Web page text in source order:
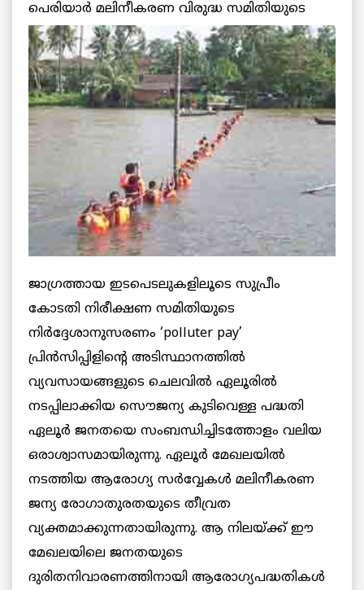
പെരിയാര്‍ മലിനീകരണ വിരുദ്ധ സമിതിയുടെ
ജാഗ്രത്തായ ഇടപെടലുകളിലൂടെ സുപ്രീം
കോടതി നിരീക്ഷണ സമിതിയുടെ
നിര്‍ദ്ദേശാനുസരണം ‘polluter pay’
പ്രിന്‍സിപ്പിളിന്റെ അടിസ്ഥാനത്തില്‍
വ്യവസായങ്ങളുടെ ചെലവില്‍ ഏലൂരില്‍
നടപ്പിലാക്കിയ സൌജന്യ കുടിവെള്ള പദ്ധതി
ഏലൂര്‍ ജനതയെ സംബന്ധിച്ചിടത്തോളം വലിയ
ഒരാശ്വാസമായിരുന്നു. ഏലൂര്‍ മേഖലയില്‍
നടത്തിയ ആരോഗ്യ സര്‍വ്വേകള്‍ മലിനീകരണ
ജന്യ രോഗാതുരതയുടെ തീവ്രത
വ്യക്തമാക്കുന്നതായിരുന്നു. ആ നിലയ്ക്ക് ഈ
മേഖലയിലെ ജനതയുടെ
ദുരിതനിവാരണത്തിനായി ആരോഗ്യപദ്ധതികള്‍